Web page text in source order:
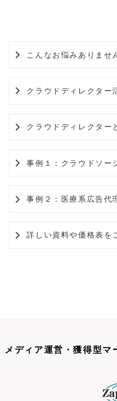
こんなお悩みありませ
クラウドディレクター
クラウドディレクター
事例１：クラウドソー
事例２：医療系広告代
詳しい資料や価格表を
メディア運営・獲得型マ